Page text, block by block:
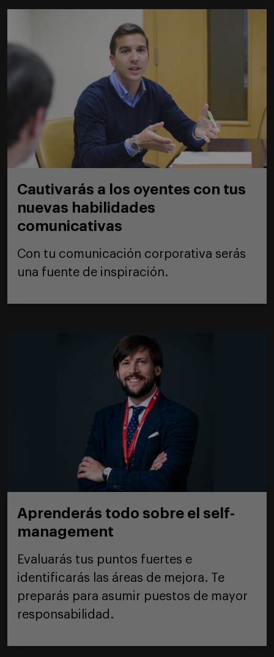
Cautivarás a los oyentes con tus
nuevas habilidades
comunicativas
Con tu comunicación corporativa serás
una fuente de inspiración.
Aprenderás todo sobre el self-
management
Evaluarás tus puntos fuertes e
identificarás las áreas de mejora. Te
preparás para asumir puestos de mayor
responsabilidad.